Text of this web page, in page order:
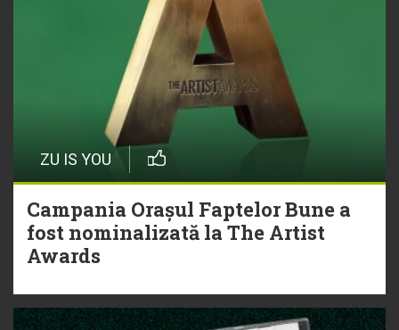
ZU IS YOU
Campania Orașul Faptelor Bune a
fost nominalizată la The Artist
Awards